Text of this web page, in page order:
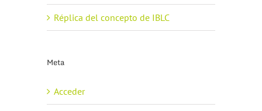
Réplica del concepto de IBLC
Meta
Acceder